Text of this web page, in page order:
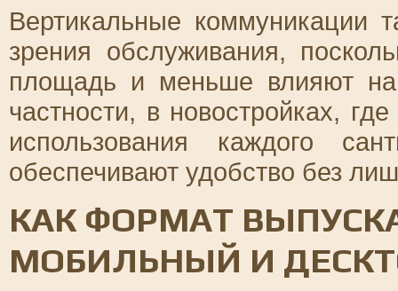
Вертикальные коммуникации
зрения обслуживания,
площадь и меньше влияют
частности, в новостройках,
использования каждого
обеспечивают удобство без
КАК ФОРМАТ
МОБИЛЬНЫЙ И